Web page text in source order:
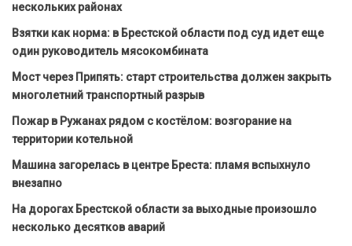
нескольких районах
Взятки как норма: в Брестской области под суд идет еще
один руководитель мясокомбината
Мост через Припять: старт строительства должен закрыть
многолетний транспортный разрыв
Пожар в Ружанах рядом с костёлом: возгорание на
территории котельной
Машина загорелась в центре Бреста: пламя вспыхнуло
внезапно
На дорогах Брестской области за выходные произошло
несколько десятков аварий